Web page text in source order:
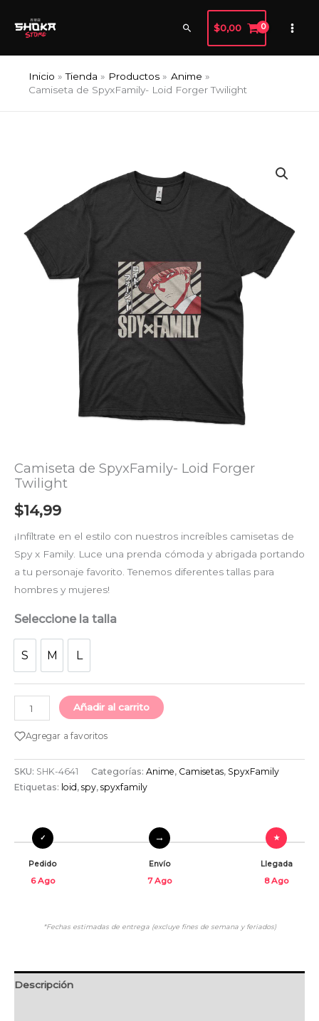
Buscar
$0,00
Inicio Tienda Productos
Anime
Camiseta de SpyxFamily- Loid Forger Twilight
Camiseta de SpyxFamily- Loid Forger
Twilight
$14,99
¡Infíltrate en el estilo con nuestros increíbles camisetas de
Spy x Family. Luce una prenda cómoda y abrigada portando
a tu personaje favorito. Tenemos diferentes tallas para
hombres y mujeres!
Seleccione la talla
S M L
Forger
Twilight
cantidad
Añadir al carrito
Agregar a favoritos
SKU: SHK-4641 Categorías: Anime, Camisetas, SpyxFamily
Etiquetas: loid, spy, spyxfamily
Pedido
6 Ago
Envío
7 Ago
Llegada
8 Ago
*Fechas estimadas de entrega (excluye fines de semana y feriados)
Descripción